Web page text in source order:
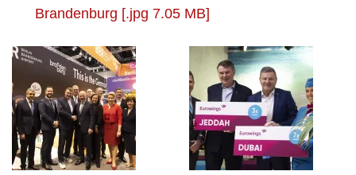
Brandenburg [.jpg 7.05 MB]